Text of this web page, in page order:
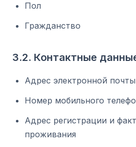
Пол
Гражданство
3.2. Контактные
Адрес электронной почты
Номер мобильного
Адрес регистрации и
проживания